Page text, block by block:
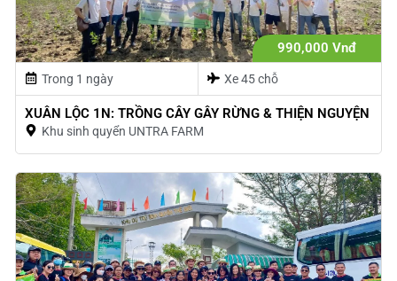
990,000 Vnđ
Trong 1 ngày Xe 45 chỗ
XUÂN LỘC 1N: TRỒNG CÂY GÂY RỪNG & THIỆN NGUYỆN
Khu sinh quyển UNTRA FARM